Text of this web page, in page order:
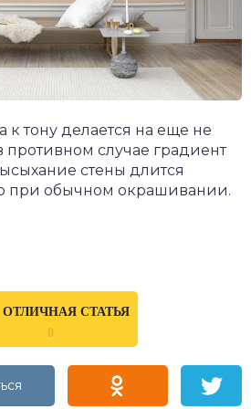
к тону делается на еще не
противном случае градиент
стены длится
при обычном окрашивании.
ОТЛИЧНАЯ СТАТЬЯ
0